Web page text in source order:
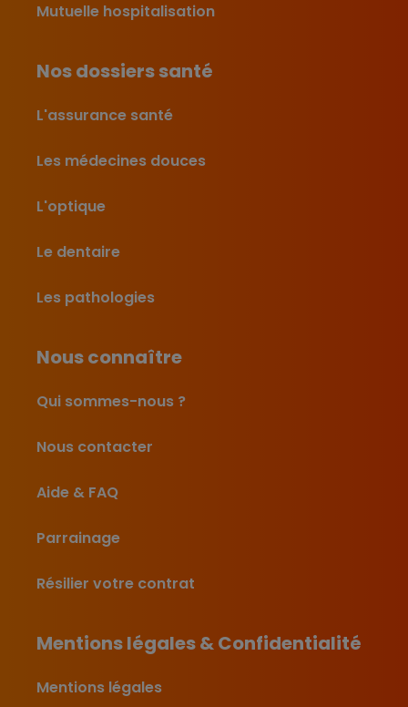
Mutuelle hospitalisation
Nos dossiers santé
L'assurance santé
Les médecines douces
L'optique
Le dentaire
Les pathologies
Nous connaître
Qui sommes-nous ?
Nous contacter
Aide & FAQ
Parrainage
Résilier votre contrat
Mentions légales & Confidentialité
Mentions légales